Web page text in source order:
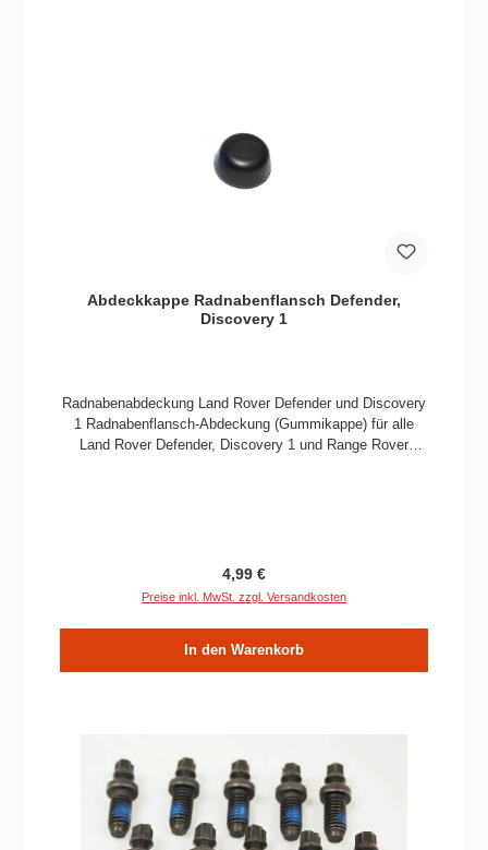
Abdeckkappe Radnabenflansch Defender,
Discovery 1
Radnabenabdeckung Land Rover Defender und Discovery
1 Radnabenflansch-Abdeckung (Gummikappe) für alle
Land Rover Defender, Discovery 1 und Range Rover
Regulärer Preis:
4,99 €
Preise inkl. MwSt. zzgl. Versandkosten
In den Warenkorb